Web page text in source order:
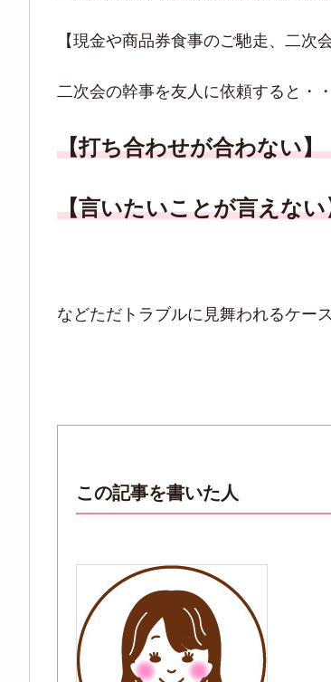
【現金や商品券食事のご馳走、二次
二次会の幹事を友人に依頼すると・・
【打ち合わせが合わない
【言いたいことが言えない
などただトラブルに見舞われるケー
この記事を書いた人